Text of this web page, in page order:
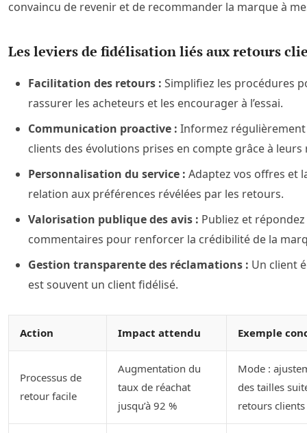
convaincu de revenir et de recommander la marque à
Les leviers de fidélisation liés aux retours
Facilitation des retours : Simplifiez les procédures
rassurer les acheteurs et les encourager à l’essai.
Communication proactive : Informez régulièrement
clients des évolutions prises en compte grâce à
Personnalisation du service : Adaptez vos offres et
relation aux préférences révélées par les retours.
Valorisation publique des avis : Publiez et
commentaires pour renforcer la crédibilité de la
Gestion transparente des réclamations : Un client
est souvent un client fidélisé.
Action Impact attendu Exemple
Processus de
retour facile
Augmentation du
taux de réachat
jusqu’à 92 %
Mode :
des tailles
retours clients